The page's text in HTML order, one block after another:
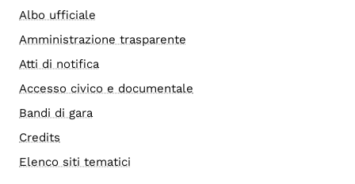
Albo ufficiale
Amministrazione trasparente
Atti di notifica
Accesso civico e documentale
Bandi di gara
Credits
Elenco siti tematici